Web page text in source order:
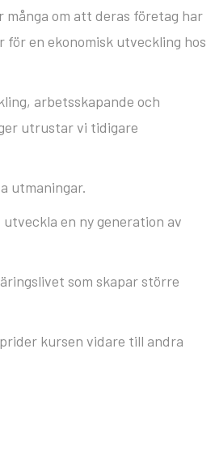
om att deras företag har
en ekonomisk utveckling hos
arbetsskapande och
utrustar vi tidigare
utmaningar.
en ny generation av
som skapar större
kursen vidare till andra